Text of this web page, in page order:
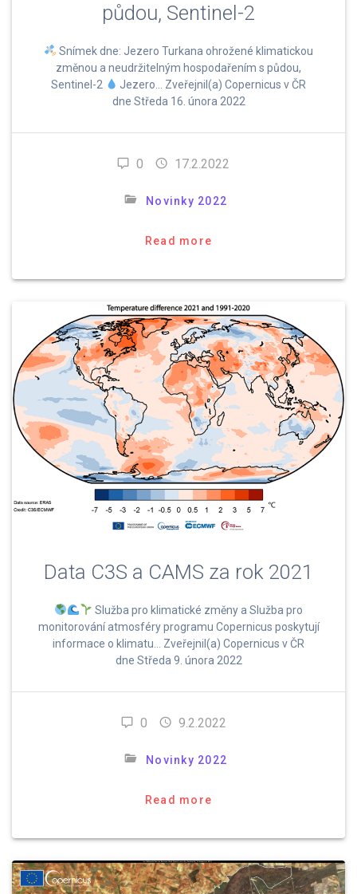
půdou, Sentinel-2
Snímek dne: Jezero Turkana ohrožené klimatickou
změnou a neudržitelným hospodařením s půdou,
Sentinel-2
Jezero… Zveřejnil(a) Copernicus v ČR
dne Středa 16. února 2022
0 17.2.2022
Novinky 2022
Read more
Data C3S a CAMS za rok 2021
Služba pro klimatické změny a Služba pro
monitorování atmosféry programu Copernicus poskytují
informace o klimatu… Zveřejnil(a) Copernicus v ČR
dne Středa 9. února 2022
0 9.2.2022
Novinky 2022
Read more